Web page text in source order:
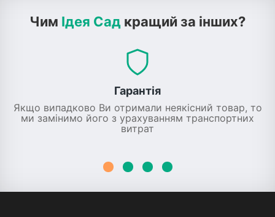
Чим Ідея Сад кращий за інших?
Гарантія
Якщо випадково Ви отримали неякісний товар, то
ми замінимо його з урахуванням транспортних
витрат